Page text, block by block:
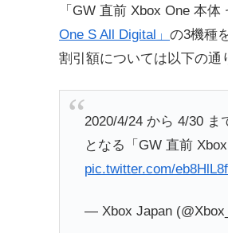
「GW 直前 Xbox One 本
One S All Digital」 の3機種
割引額については以下の通
2020/4/24 から 4/30 ま
となる「GW 直前
pic.twitter.com/
— Xbox Japan